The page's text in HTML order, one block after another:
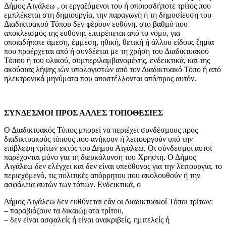
Δήμος Αιγάλεω , οι εργαζόμενοι του ή οποιοσδήποτε τρίτος που
εμπλέκεται στη δημιουργία, την παραγωγή ή τη δημοσίευση του
Διαδικτυακού Τόπου δεν φέρουν ευθύνη, στο βαθμό που
αποκλεισμός της ευθύνης επιτρέπεται από το νόμο, για
οποιαδήποτε άμεση, έμμεση, ηθική, θετική ή άλλου είδους ζημία
που προέρχεται από ή συνδέεται με τη χρήση του Διαδικτυακού
Τόπου ή του υλικού, συμπεριλαμβανομένης, ενδεικτικά, και της
ακούσιας λήψης ιών υπολογιστών από τον Διαδικτυακό Τόπο ή από
ηλεκτρονικά μηνύματα που αποστέλλονται από/προς αυτόν.
ΣΥΝΔΕΣΜΟΙ ΠΡΟΣ ΑΛΛΕΣ ΤΟΠΟΘΕΣΙΕΣ
Ο Διαδικτυακός Τόπος μπορεί να περιέχει συνδέσμους προς
διαδικτυακούς τόπους που ανήκουν ή λειτουργούν υπό την
επίβλεψη τρίτων εκτός του Δήμου Αιγάλεω. Οι σύνδεσμοι αυτοί
παρέχονται μόνο για τη διευκόλυνση του Χρήστη. Ο Δήμος
Αιγάλεω δεν ελέγχει και δεν είναι υπεύθυνος για την λειτουργία, το
περιεχόμενό, τις πολιτικές απόρρητου που ακολουθούν ή την
ασφάλεια αυτών των τόπων. Ενδεικτικά, ο
Δήμος Αιγάλεω δεν ευθύνεται εάν οι Διαδικτυακοί Τόποι τρίτων:
– παραβιάζουν τα δικαιώματα τρίτου,
– δεν είναι ασφαλείς ή είναι ανακριβείς, ημιτελείς ή